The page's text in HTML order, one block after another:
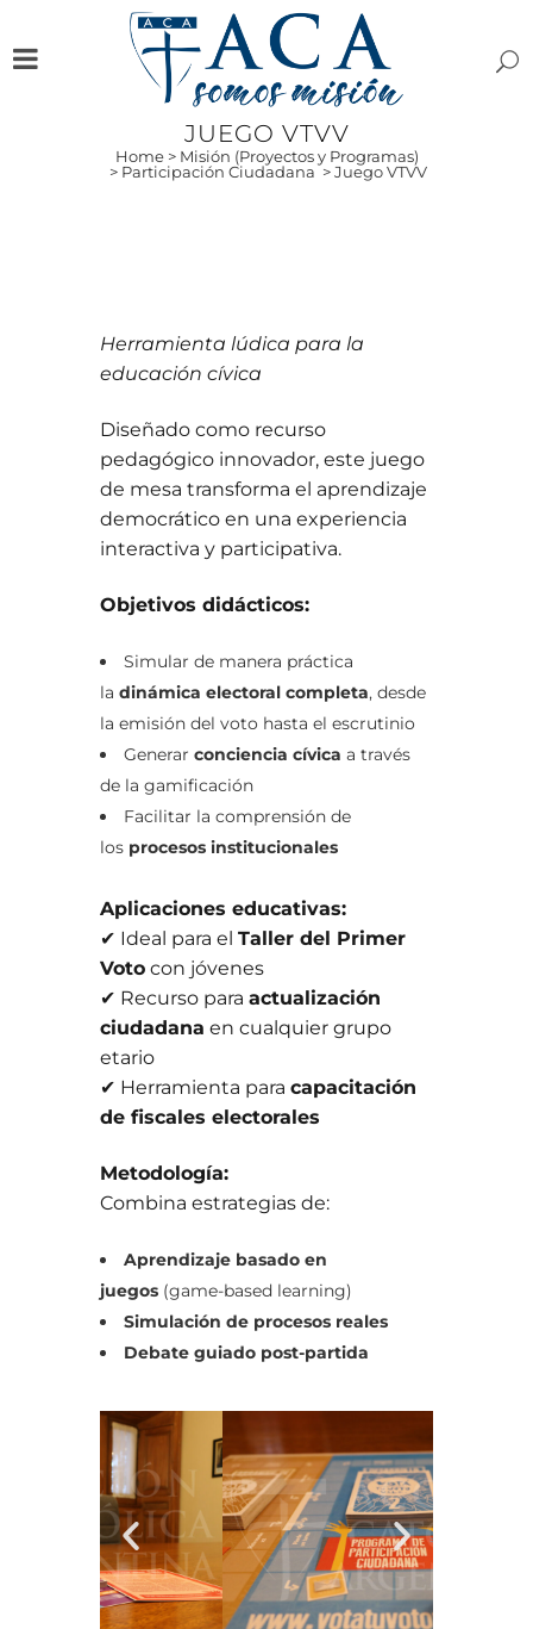
JUEGO VTVV
Home> Misión (Proyectos y Programas)
> Participación Ciudadana >Juego VTVV
Herramienta lúdica para la
educación cívica
Diseñado como recurso
pedagógico innovador, este juego
de mesa transforma el aprendizaje
democrático en una experiencia
interactiva y participativa.
Objetivos didácticos:
Simular de manera práctica
la dinámica electoral completa, desde
la emisión del voto hasta el escrutinio
Generar conciencia cívica a través
de la gamificación
Facilitar la comprensión de
los procesos institucionales
Aplicaciones educativas:
✔ Ideal para el Taller del Primer
Voto con jóvenes
✔ Recurso para actualización
ciudadana en cualquier grupo
etario
✔ Herramienta para capacitación
de fiscales electorales
Metodología:
Combina estrategias de:
Aprendizaje basado en
juegos (game-based learning)
Simulación de procesos reales
Debate guiado post-partida